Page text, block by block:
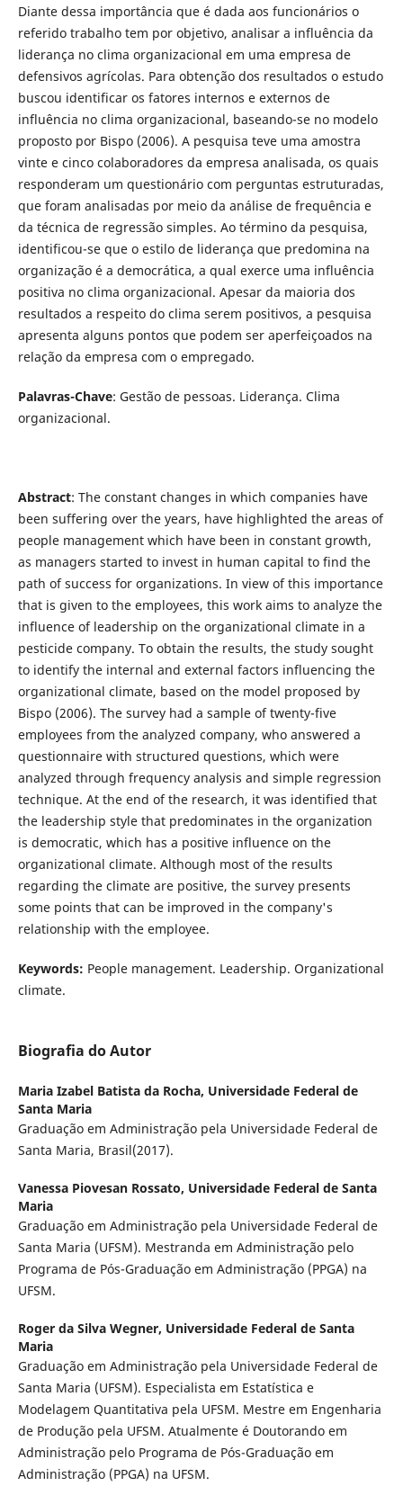
Diante dessa importância que é dada aos funcionários o
referido trabalho tem por objetivo, analisar a influência da
liderança no clima organizacional em uma empresa de
defensivos agrícolas. Para obtenção dos resultados o estudo
buscou identificar os fatores internos e externos de
influência no clima organizacional, baseando-se no modelo
proposto por Bispo (2006). A pesquisa teve uma amostra
vinte e cinco colaboradores da empresa analisada, os quais
responderam um questionário com perguntas estruturadas,
que foram analisadas por meio da análise de frequência e
da técnica de regressão simples. Ao término da pesquisa,
identificou-se que o estilo de liderança que predomina na
organização é a democrática, a qual exerce uma influência
positiva no clima organizacional. Apesar da maioria dos
resultados a respeito do clima serem positivos, a pesquisa
apresenta alguns pontos que podem ser aperfeiçoados na
relação da empresa com o empregado.
Palavras-Chave: Gestão de pessoas. Liderança. Clima
organizacional.
Abstract: The constant changes in which companies have
been suffering over the years, have highlighted the areas of
people management which have been in constant growth,
as managers started to invest in human capital to find the
path of success for organizations. In view of this importance
that is given to the employees, this work aims to analyze the
influence of leadership on the organizational climate in a
pesticide company. To obtain the results, the study sought
to identify the internal and external factors influencing the
organizational climate, based on the model proposed by
Bispo (2006). The survey had a sample of twenty-five
employees from the analyzed company, who answered a
questionnaire with structured questions, which were
analyzed through frequency analysis and simple regression
technique. At the end of the research, it was identified that
the leadership style that predominates in the organization
is democratic, which has a positive influence on the
organizational climate. Although most of the results
regarding the climate are positive, the survey presents
some points that can be improved in the company's
relationship with the employee.
Keywords: People management. Leadership. Organizational
climate.
Biografia do Autor
Maria Izabel Batista da Rocha, Universidade Federal de
Santa Maria
Graduação em Administração pela Universidade Federal de
Santa Maria, Brasil(2017).
Vanessa Piovesan Rossato, Universidade Federal de Santa
Maria
Graduação em Administração pela Universidade Federal de
Santa Maria (UFSM). Mestranda em Administração pelo
Programa de Pós-Graduação em Administração (PPGA) na
UFSM.
Roger da Silva Wegner, Universidade Federal de Santa
Maria
Graduação em Administração pela Universidade Federal de
Santa Maria (UFSM). Especialista em Estatística e
Modelagem Quantitativa pela UFSM. Mestre em Engenharia
de Produção pela UFSM. Atualmente é Doutorando em
Administração pelo Programa de Pós-Graduação em
Administração (PPGA) na UFSM.